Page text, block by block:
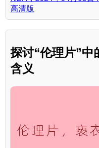
高清版
探讨“伦理片”中
含义